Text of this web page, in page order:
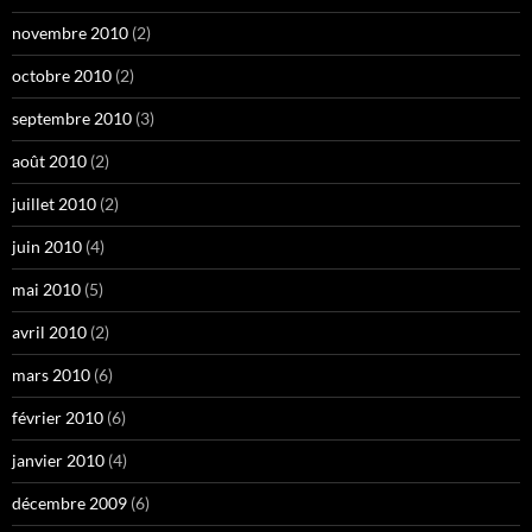
novembre 2010 (2)
octobre 2010 (2)
septembre 2010 (3)
août 2010 (2)
juillet 2010 (2)
juin 2010 (4)
mai 2010 (5)
avril 2010 (2)
mars 2010 (6)
février 2010 (6)
janvier 2010 (4)
décembre 2009 (6)